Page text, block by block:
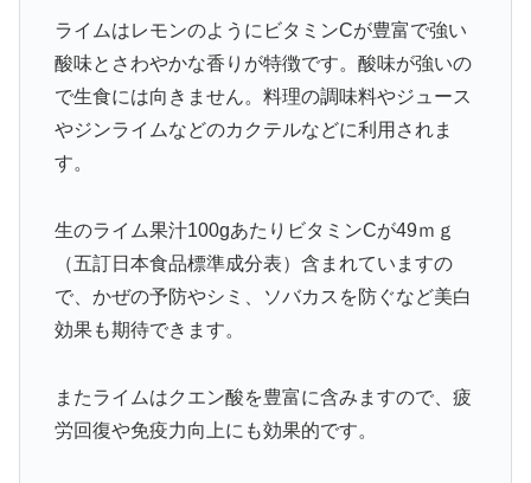
ライムはレモンのようにビタミンCが豊富で強い
酸味とさわやかな香りが特徴です。酸味が強いの
で生食には向きません。料理の調味料やジュース
やジンライムなどのカクテルなどに利用されま
す。
生のライム果汁100gあたりビタミンCが49ｍｇ
（五訂日本食品標準成分表）含まれていますの
で、かぜの予防やシミ、ソバカスを防ぐなど美白
効果も期待できます。
またライムはクエン酸を豊富に含みますので、疲
労回復や免疫力向上にも効果的です。